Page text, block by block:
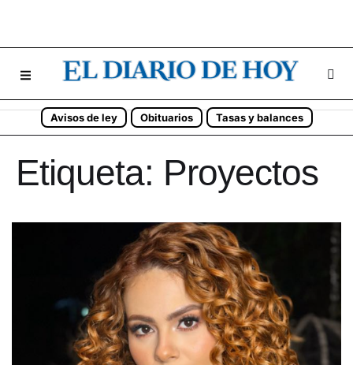
Avisos de ley Obituarios Tasas y balances
Etiqueta: Proyectos